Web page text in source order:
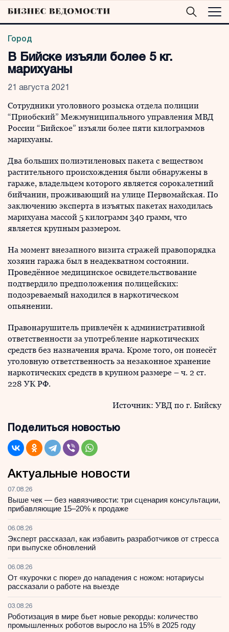
Город
В Бийске изъяли более 5 кг.
марихуаны
21 августа 2021
Сотрудники уголовного розыска отдела полиции
“Приобский” Межмуниципального управления МВД
России “Бийское” изъяли более пяти килограммов
марихуаны.
Два больших полиэтиленовых пакета с веществом
растительного происхождения были обнаружены в
гараже, владельцем которого является сорокалетний
бийчанин, проживающий на улице Первомайская. По
заключению эксперта в изъятых пакетах находилась
марихуана массой 5 килограмм 340 грамм, что
является крупным размером.
На момент внезапного визита стражей правопорядка
хозяин гаража был в неадекватном состоянии.
Проведённое медицинское освидетельствование
подтвердило предположения полицейских:
подозреваемый находился в наркотическом
опьянении.
Правонарушитель привлечён к административной
ответственности за употребление наркотических
средств без назначения врача. Кроме того, он понесёт
уголовную ответственность за незаконное хранение
наркотических средств в крупном размере – ч. 2 ст.
228 УК РФ.
Источник: УВД по г. Бийску
Поделиться новостью
Актуальные новости
07.08.26
Выше чек — без навязчивости: три сценария консультации,
прибавляющие 15–20% к продаже
06.08.26
Эксперт рассказал, как избавить разработчиков от стресса
при выпуске обновлений
06.08.26
От «курочки с пюре» до нападения с ножом: нотариусы
рассказали о работе на выезде
03.08.26
Роботизация в мире бьет новые рекорды: количество
промышленных роботов выросло на 15% в 2025 году